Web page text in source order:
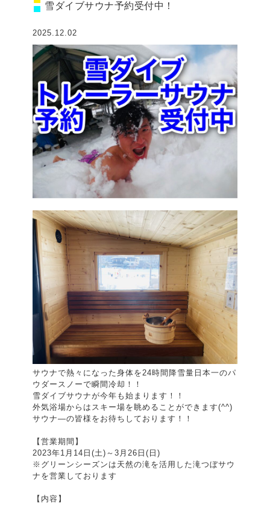
雪ダイブサウナ予約受付中！
2025.12.02
サウナで熱々になった身体を24時間降雪量日本一のパ
ウダースノーで瞬間冷却！！
雪ダイブサウナが今年も始まります！！
外気浴場からはスキー場を眺めることができます(^^)
サウナ―の皆様をお待ちしております！！
【営業期間】
2023年1月14日(土)～3月26日(日)
※グリーンシーズンは天然の滝を活用した滝つぼサウ
ナを営業しております
【内容】